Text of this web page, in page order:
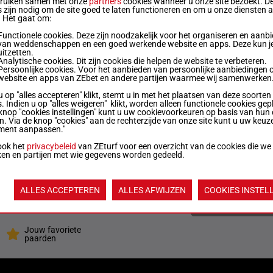
kg 1h 9h 3h 9h (23) 12h 5h 9p
kg10h 4h (23) 7h 4h 6h 9h 8p
kg Ah 3h (23) 3h 4h 5h 3h (22) 3h 4h 7p 5h 3p 4p
Jouw favoriete
paarden
zijn nodig om de site goed te laten functioneren en om u onze diensten
Het gaat om:
cookies. Deze zijn noodzakelijk voor het organiseren en
weddenschappen en een goed werkende website en apps. Deze kun
cookies. Dit zijn cookies die helpen de website te verbeteren.
cookies. Voor het aanbieden van persoonlijke aanbiedingen
en apps van ZEbet en andere partijen waarmee wij
op "alles accepteren" klikt, stemt u in met het plaatsen van deze soorten
Indien u op "alles weigeren" klikt, worden alleen functionele cookies
"cookies instellingen" kunt u uw cookievoorkeuren op basis van hun
Via de knop "cookies" aan de rechterzijde van onze site kunt u uw
aanpassen."
het privacybeleid van ZEturf voor een overzicht van de cookies die we
en partijen met wie gegevens worden gedeeld.
ALLES ACCEPTEREN ALLES AFWIJZEN COOKIES